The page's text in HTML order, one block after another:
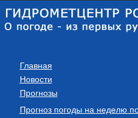
Главная
Новости
Прогнозы
Прогноз погоды на неделю